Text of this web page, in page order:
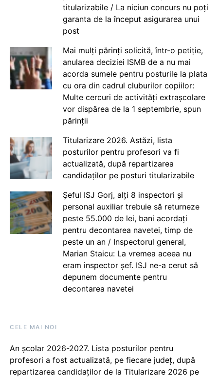
titularizabile / La niciun concurs nu poți
garanta de la început asigurarea unui
post
Mai mulți părinți solicită, într-o petiție,
anularea deciziei ISMB de a nu mai
acorda sumele pentru posturile la plata
cu ora din cadrul cluburilor copiilor:
Multe cercuri de activități extrașcolare
vor dispărea de la 1 septembrie, spun
părinții
Titularizare 2026. Astăzi, lista
posturilor pentru profesori va fi
actualizată, după repartizarea
candidaților pe posturi titularizabile
Șeful ISJ Gorj, alți 8 inspectori și
personal auxiliar trebuie să returneze
peste 55.000 de lei, bani acordați
pentru decontarea navetei, timp de
peste un an / Inspectorul general,
Marian Staicu: La vremea aceea nu
eram inspector șef. ISJ ne-a cerut să
depunem documente pentru
decontarea navetei
CELE MAI NOI
An școlar 2026-2027. Lista posturilor pentru
profesori a fost actualizată, pe fiecare județ, după
repartizarea candidaților de la Titularizare 2026 pe